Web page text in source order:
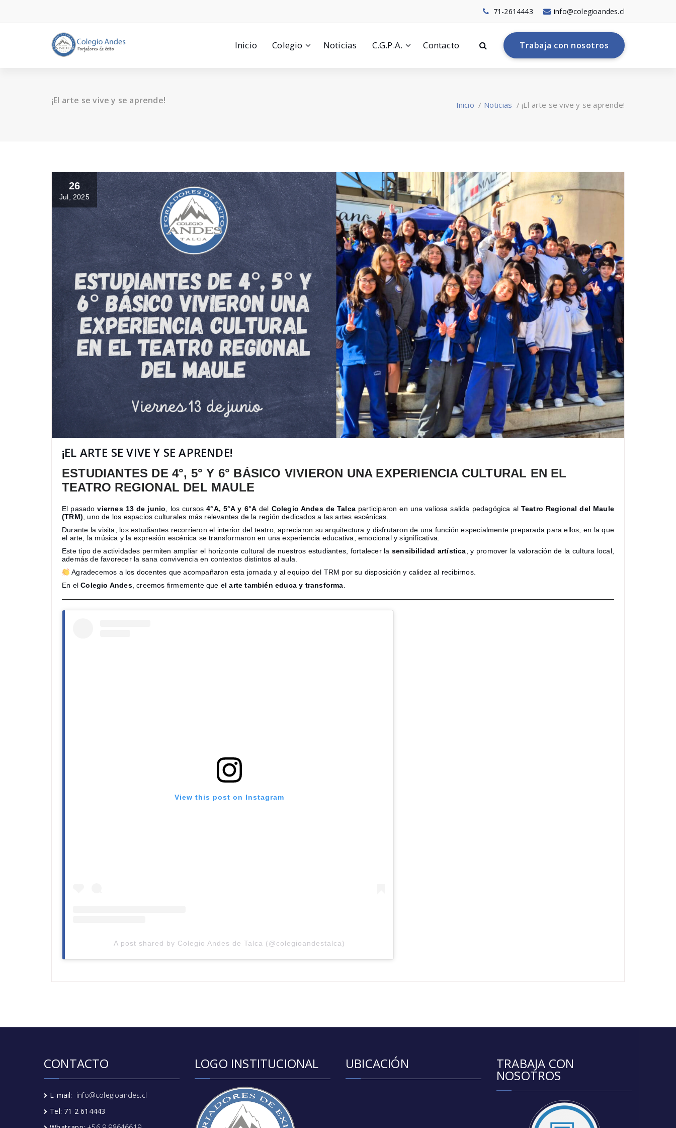
info@colegioandes.cl
71-2614443
Inicio Colegio Noticias C.G.P.A. Contacto Trabaja con nosotros
¡El arte se vive y se aprende! Inicio / Noticias / ¡El arte se vive y se aprende!
26
Jul, 2025
¡EL ARTE SE VIVE Y SE APRENDE!
ESTUDIANTES DE 4°, 5° Y 6° BÁSICO VIVIERON UNA EXPERIENCIA CULTURAL EN EL
TEATRO REGIONAL DEL MAULE
El pasadoviernes 13 de junio, los cursos4°A, 5°A y 6°A del Colegio Andes de Talca participaron en una valiosa salida pedagógica al Teatro Regional del Maule
(TRM), uno de los espacios culturales más relevantes de la región dedicados a las artes escénicas.
Durante la visita, los estudiantes recorrieron el interior del teatro, apreciaron su arquitectura y disfrutaron de una función especialmente preparada para ellos, en la que
el arte, la música y la expresión escénica se transformaron en una experiencia educativa, emocional y significativa.
Este tipo de actividades permiten ampliar el horizonte cultural de nuestros estudiantes, fortalecer la sensibilidad artística, y promover la valoración de la cultura local,
además de favorecer la sana convivencia en contextos distintos al aula.
Agradecemos a los docentes que acompañaron esta jornada y al equipo del TRM por su disposición y calidez al recibirnos.
En elColegio Andes, creemos firmemente que el arte también educa y transforma.
View this post on Instagram
A post shared by Colegio Andes de Talca (@colegioandestalca)
CONTACTO
E-mail: info@colegioandes.cl
Tel: 71 2 614443
LOGO INSTITUCIONAL UBICACIÓN TRABAJA CON
NOSOTROS